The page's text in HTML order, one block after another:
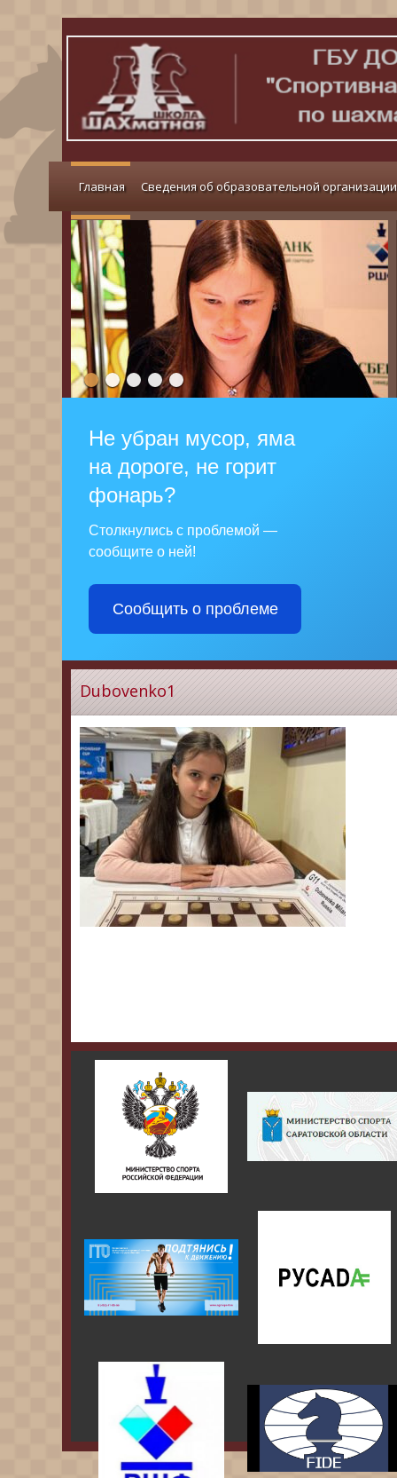
Главная Сведения об образовательной организации
Не убран мусор, яма
на дороге, не горит
фонарь?
Столкнулись с проблемой —
сообщите о ней!
Сообщить о проблеме
Dubovenko1